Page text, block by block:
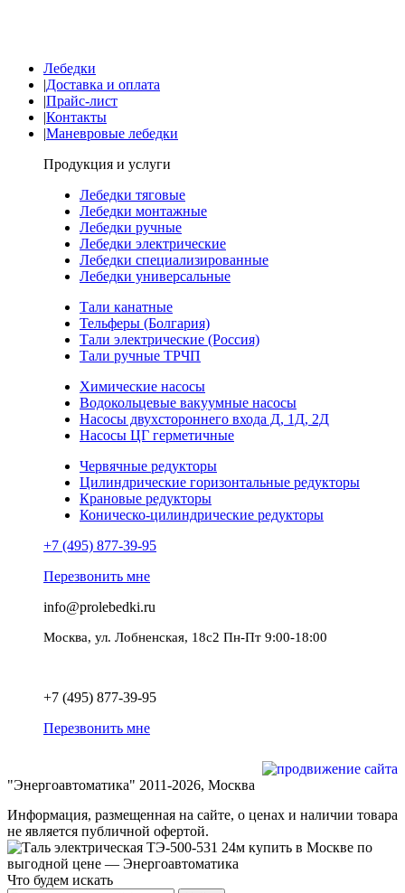
Лебедки
|Доставка и оплата
|Прайс-лист
|Контакты
|Маневровые лебедки
Продукция и услуги
Лебедки тяговые
Лебедки монтажные
Лебедки ручные
Лебедки электрические
Лебедки специализированные
Лебедки универсальные
Тали канатные
Тельферы (Болгария)
Тали электрические (Россия)
Тали ручные ТРЧП
Химические насосы
Водокольцевые вакуумные насосы
Насосы двухстороннего входа Д, 1Д, 2Д
Насосы ЦГ герметичные
Червячные редукторы
Цилиндрические горизонтальные редукторы
Крановые редукторы
Коническо-цилиндрические редукторы
+7 (495) 877-39-95
Перезвонить мне
info@prolebedki.ru
Москва, ул. Лобненская, 18с2 Пн-Пт 9:00-18:00
+7 (495) 877-39-95
Перезвонить мне
"Энергоавтоматика" 2011-2026, Москва
Информация, размещенная на сайте, о ценах и наличии товара
не является публичной офертой.
Что будем искать